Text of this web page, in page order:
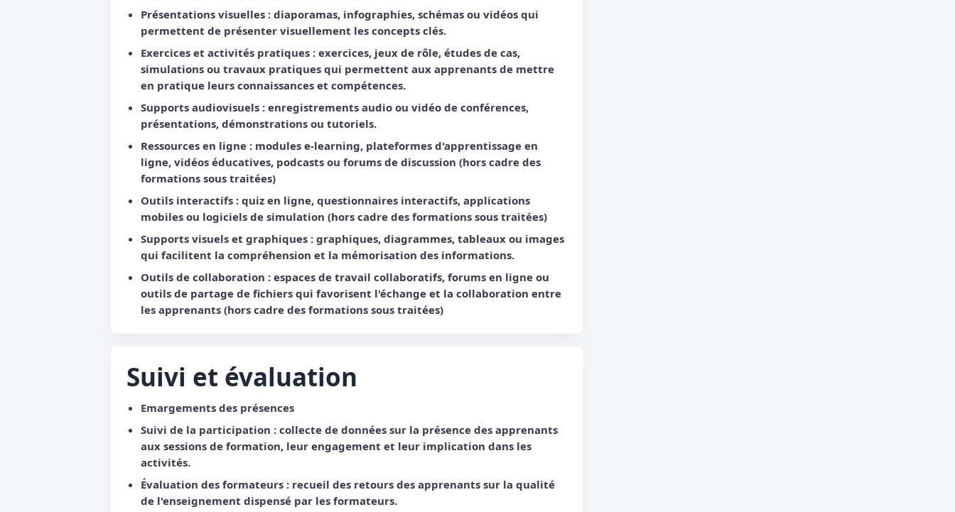
Présentations visuelles : diaporamas, infographies, schémas ou vidéos qui
permettent de présenter visuellement les concepts clés.
Exercices et activités pratiques : exercices, jeux de rôle, études de cas,
simulations ou travaux pratiques qui permettent aux apprenants de mettre
en pratique leurs connaissances et compétences.
Supports audiovisuels : enregistrements audio ou vidéo de conférences,
présentations, démonstrations ou tutoriels.
Ressources en ligne : modules e-learning, plateformes d'apprentissage en
ligne, vidéos éducatives, podcasts ou forums de discussion (hors cadre des
formations sous traitées)
Outils interactifs : quiz en ligne, questionnaires interactifs, applications
mobiles ou logiciels de simulation (hors cadre des formations sous traitées)
Supports visuels et graphiques : graphiques, diagrammes, tableaux ou images
qui facilitent la compréhension et la mémorisation des informations.
Outils de collaboration : espaces de travail collaboratifs, forums en ligne ou
outils de partage de fichiers qui favorisent l'échange et la collaboration entre
les apprenants (hors cadre des formations sous traitées)
Suivi et évaluation
Emargements des présences
Suivi de la participation : collecte de données sur la présence des apprenants
aux sessions de formation, leur engagement et leur implication dans les
activités.
Évaluation des formateurs : recueil des retours des apprenants sur la qualité
de l'enseignement dispensé par les formateurs.